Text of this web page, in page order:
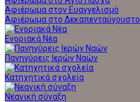
Αφιέρωμα στον Ευαγγελισμό
Αφιέρωμα στο Δεκαπενταύγουστο
Ενοριακά Νέα
Πανηγύρεις Ιερών Ναών
Κατηχητικά σχολεία
Νεανική σύναξη